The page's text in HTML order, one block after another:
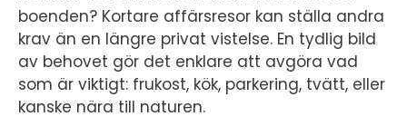
boenden? Kortare affärsresor kan ställa andra
krav än en längre privat vistelse. En tydlig bild
av behovet gör det enklare att avgöra vad
som är viktigt: frukost, kök, parkering, tvätt, eller
kanske nära till naturen.